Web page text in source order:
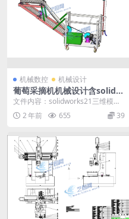
机械数控 机械设计
葡萄采摘机机械设计含solidw
orks三维模型+CAD图纸+说明
书｜C24996
文件内容：solidworks21三维模
型、CAD图纸、设计说明书solidw
o... 2 年前 655 39